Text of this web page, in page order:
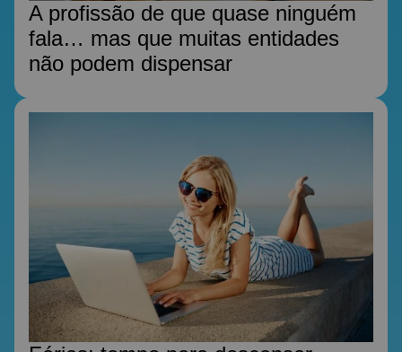
A profissão de que quase ninguém
fala… mas que muitas entidades
não podem dispensar